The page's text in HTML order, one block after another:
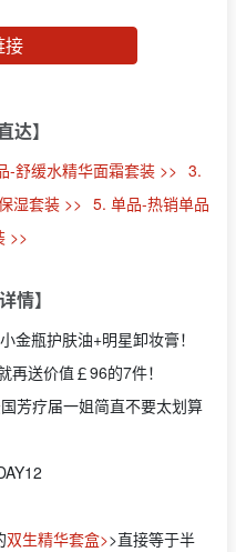
接
达】
-舒缓水精华面霜套装 >> 3.
湿套装 >> 5. 单品-热销单品
>>
情】
金瓶护肤油+明星卸妆膏！
送价值￡96的7件！
芳疗届一姐简直不要太划算
双生精华套盒>>直接等于半